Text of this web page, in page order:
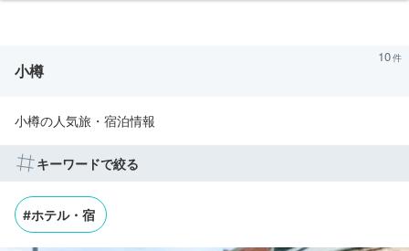
小樽
10
小樽の人気旅・宿泊情報
キーワードで絞る
#ホテル・宿